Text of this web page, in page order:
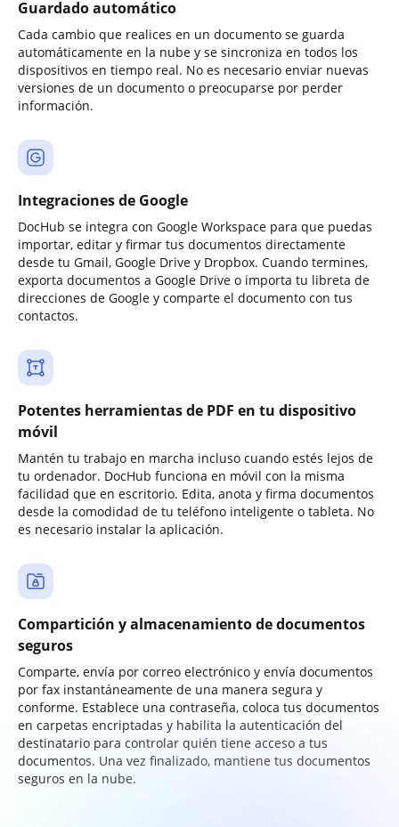
Guardado automático
Cada cambio que realices en un documento se guarda
automáticamente en la nube y se sincroniza en todos los
dispositivos en tiempo real. No es necesario enviar nuevas
versiones de un documento o preocuparse por perder
información.
Integraciones de Google
DocHub se integra con Google Workspace para que puedas
importar, editar y firmar tus documentos directamente
desde tu Gmail, Google Drive y Dropbox. Cuando termines,
exporta documentos a Google Drive o importa tu libreta de
direcciones de Google y comparte el documento con tus
contactos.
Potentes herramientas de PDF en tu dispositivo
móvil
Mantén tu trabajo en marcha incluso cuando estés lejos de
tu ordenador. DocHub funciona en móvil con la misma
facilidad que en escritorio. Edita, anota y firma documentos
desde la comodidad de tu teléfono inteligente o tableta. No
es necesario instalar la aplicación.
Compartición y almacenamiento de documentos
seguros
Comparte, envía por correo electrónico y envía documentos
por fax instantáneamente de una manera segura y
conforme. Establece una contraseña, coloca tus documentos
en carpetas encriptadas y habilita la autenticación del
destinatario para controlar quién tiene acceso a tus
documentos. Una vez finalizado, mantiene tus documentos
seguros en la nube.